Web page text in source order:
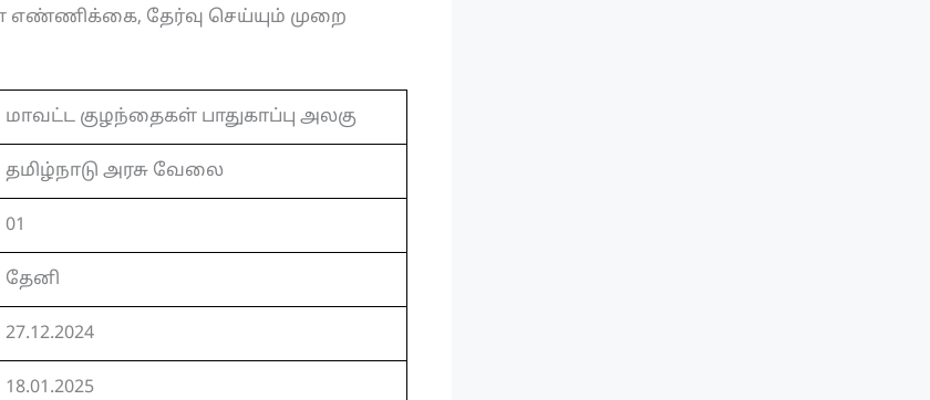
எண்ணிக்கை, தேர்வு செய்யும் முறை
மாவட்ட குழந்தைகள் பாதுகாப்பு அலகு
தமிழ்நாடு அரசு வேலை
01
தேனி
27.12.2024
18.01.2025